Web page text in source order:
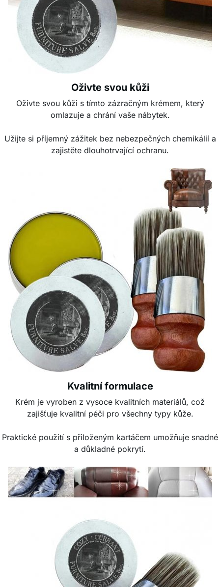
Oživte svou kůži
Oživte svou kůži s tímto zázračným krémem, který
omlazuje a chrání vaše nábytek.
Užijte si příjemný zážitek bez nebezpečných chemikálií a
zajistěte dlouhotrvající ochranu.
Kvalitní formulace
Krém je vyroben z vysoce kvalitních materiálů, což
zajišťuje kvalitní péči pro všechny typy kůže.
Praktické použití s přiloženým kartáčem umožňuje snadné
a důkladné pokrytí.